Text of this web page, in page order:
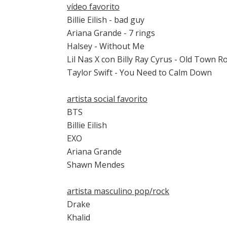
vídeo favorito
Billie Eilish - bad guy
Ariana Grande - 7 rings
Halsey - Without Me
Lil Nas X con Billy Ray Cyrus - Old Town
Taylor Swift - You Need to Calm Down
artista social favorito
BTS
Billie Eilish
EXO
Ariana Grande
Shawn Mendes
artista masculino pop/rock
Drake
Khalid